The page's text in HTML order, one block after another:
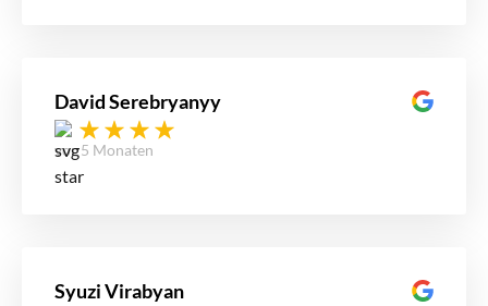
Zusammenarbeit sehr empfehlen!
David Serebryanyy
vor 5 Monaten
Syuzi Virabyan